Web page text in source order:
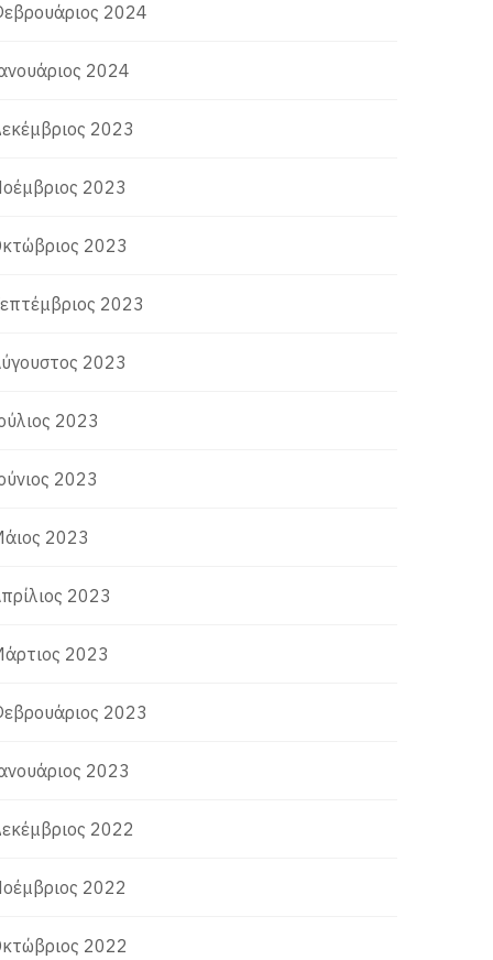
2024
2024
2023
2023
2023
2023
2023
2023
2023
2023
2023
2023
2023
2023
2022
2022
2022